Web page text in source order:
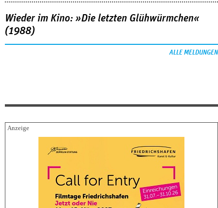
Wieder im Kino: »Die letzten Glühwürmchen«
(1988)
ALLE MELDUNGEN